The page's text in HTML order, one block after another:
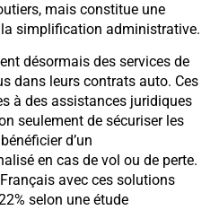
mais constitue une
simplification administrative.
désormais des services de
dans leurs contrats auto. Ces
à des assistances juridiques
seulement de sécuriser les
d’un
en cas de vol ou de perte.
avec ces solutions
selon une étude